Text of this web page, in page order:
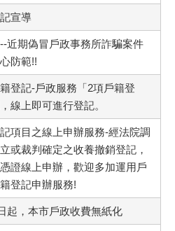
宣導
近期偽冒戶政事務所詐騙案件
防範!!
登記-戶政服務「2項戶籍登
線上即可進行登記。
項目之線上申辦服務-經法院調
或裁判確定之收養撤銷登記，
證線上申辦，歡迎多加運用戶
登記申辦服務!
起，本市戶政收費無紙化